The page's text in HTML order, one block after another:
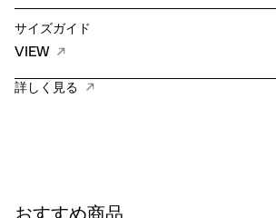
サイズガイド
VIEW
詳しく見る
おすすめ商品